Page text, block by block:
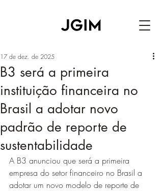
B3 será a primeira
instituição financeira no
Brasil a adotar novo
padrão de reporte de
sustentabilidade
17 de dez. de 2025
A B3 anunciou que será a primeira
empresa do setor financeiro no Brasil a
adotar um novo modelo de reporte de